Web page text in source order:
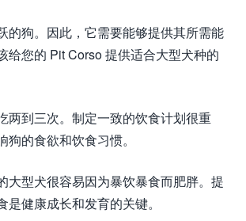
的狗。因此，它需要能够提供其所需能
给您的 Pit Corso 提供适合大型犬种的
两到三次。制定一致的饮食计划很重
的食欲和饮食习惯。
大型犬很容易因为暴饮暴食而肥胖。提
健康成长和发育的关键。